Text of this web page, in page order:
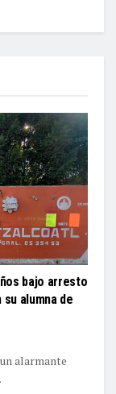
bajo arresto
alumna de
alarmante